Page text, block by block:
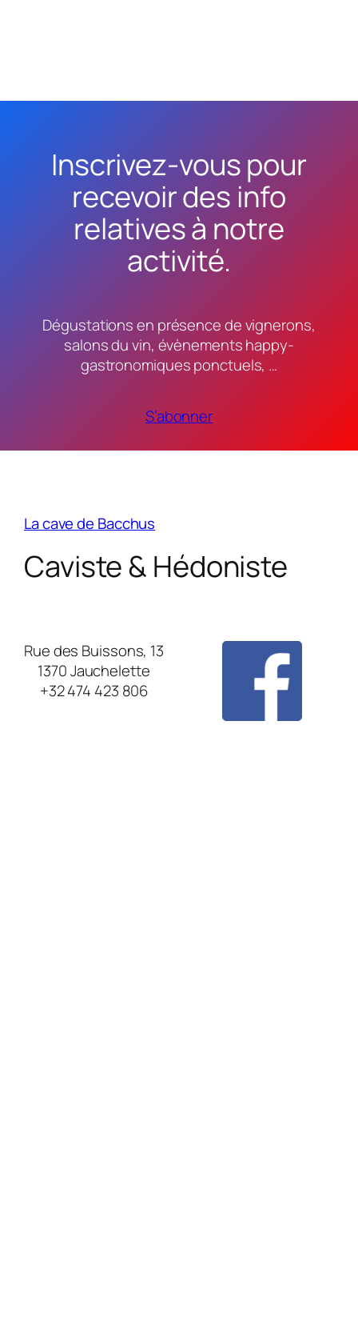
Inscrivez-vous pour
recevoir des info
relatives à notre
activité.
Dégustations en présence de vignerons,
salons du vin, évènements happy-
gastronomiques ponctuels, …
S’abonner
La cave de Bacchus
Caviste & Hédoniste
Rue des Buissons, 13
1370 Jauchelette
+32 474 423 806